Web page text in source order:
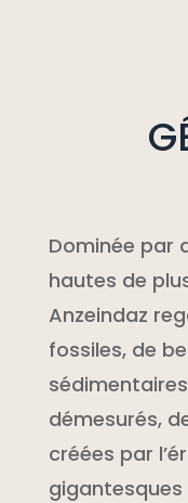
Dominée par
hautes de
Anzeindaz
fossiles, de
démesurés,
créées par